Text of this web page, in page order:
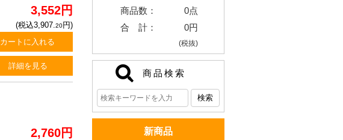
3,552円
(税込3,907. 20円)
カートに入れる
詳細を見る
2,760円
商品数：
0点
合 計：
0円
(税抜)
商品検索
新商品